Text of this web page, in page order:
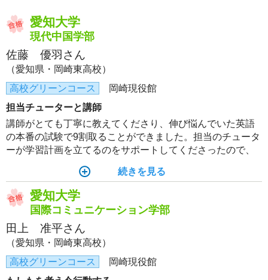
愛知大学
現代中国学部
佐藤 優羽さん
（愛知県・岡崎東高校）
高校グリーンコース
岡崎現役館
担当チューターと講師
講師がとても丁寧に教えてくださり、伸び悩んでいた英語
の本番の試験で9割取ることができました。担当のチュータ
ーが学習計画を立てるのをサポートしてくださったので、
ながら勉強を続けることができました。
続きを見る
愛知大学
国際コミュニケーション学部
田上 准平さん
（愛知県・岡崎東高校）
高校グリーンコース
岡崎現役館